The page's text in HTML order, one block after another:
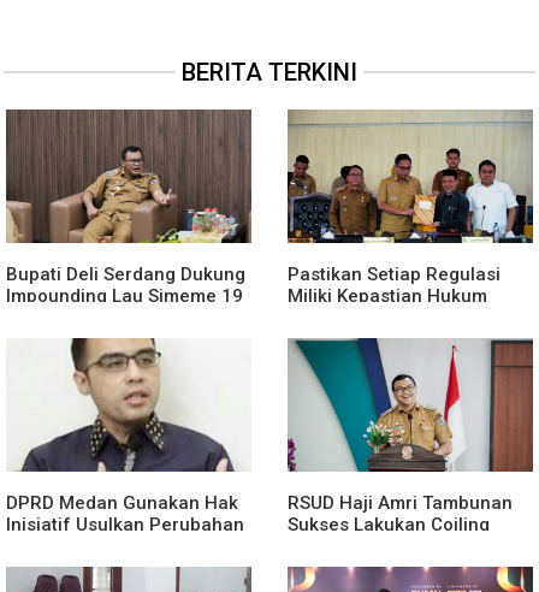
BERITA TERKINI
Bupati Deli Serdang Dukung
Impounding Lau Simeme 19
Segera Dirasakan
Pastikan Setiap Regulasi
Miliki Kepastian Hukum
Dorong Pencabutan Perda
Lembaga Kemasyarakatan
DPRD Medan Gunakan Hak
Inisiatif Usulkan Perubahan
Kemiskinan
RSUD Haji Amri Tambunan
Sukses Lakukan Coiling